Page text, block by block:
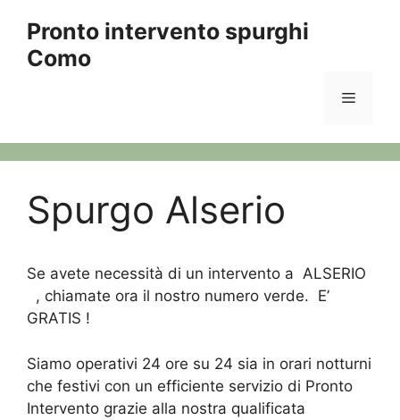
contenuto
Pronto intervento spurghi
Como
Menu
Spurgo Alserio
Se avete necessità di un intervento a ALSERIO
, chiamate ora il nostro numero verde. E’
GRATIS !
Siamo operativi 24 ore su 24 sia in orari notturni
che festivi con un efficiente servizio di Pronto
Intervento grazie alla nostra qualificata